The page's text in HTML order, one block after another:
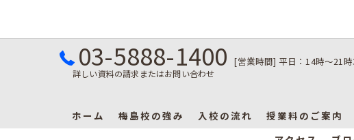
03-5888-1400
詳しい資料の請求またはお問い合わせ
[営業時間] 平日：14時～21
ホーム 梅島校の強み 入校の流れ 授業料のご案内